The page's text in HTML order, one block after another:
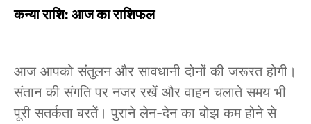
कन्या राशि: आज का राशिफल
आज आपको संतुलन और सावधानी दोनों की जरूरत होगी।
संतान की संगति पर नजर रखें और वाहन चलाते समय भी
पूरी सतर्कता बरतें। पुराने लेन-देन का बोझ कम होने से